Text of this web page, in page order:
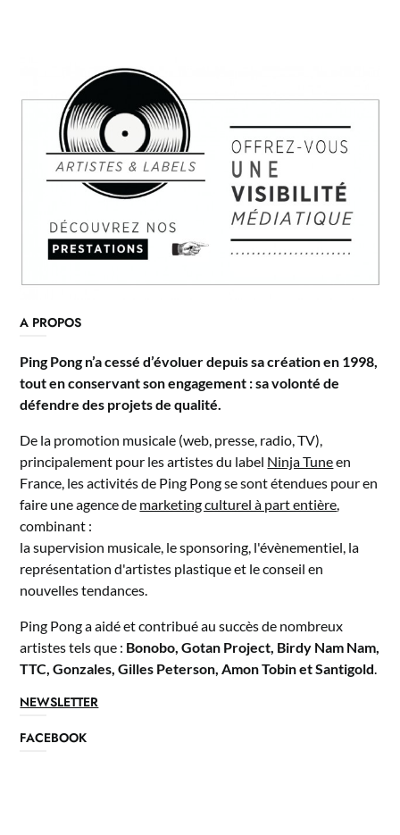
A PROPOS
Ping Pong n’a cessé d’évoluer depuis sa création en 1998,
tout en conservant son engagement : sa volonté de
défendre des projets de qualité.
De la promotion musicale (web, presse, radio, TV),
principalement pour les artistes du label Ninja Tuneen
France, les activités de Ping Pong se sont étendues pour en
faire une agence de marketing culturel à part entière,
combinant :
la supervision musicale, le sponsoring, l'évènementiel, la
représentation d'artistes plastique et le conseil en
nouvelles tendances.
Ping Pong a aidé et contribué au succès de nombreux
artistes tels que : Bonobo, Gotan Project, Birdy Nam Nam,
TTC, Gonzales, Gilles Peterson, Amon Tobin et Santigold.
NEWSLETTER
FACEBOOK